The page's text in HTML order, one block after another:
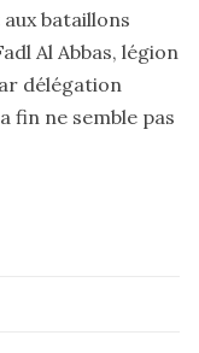
bataillons
Al Abbas, légion
délégation
fin ne semble pas